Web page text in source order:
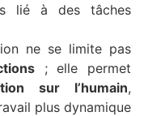
lié à des tâches
ne se limite pas
; elle permet
sur l’humain,
plus dynamique